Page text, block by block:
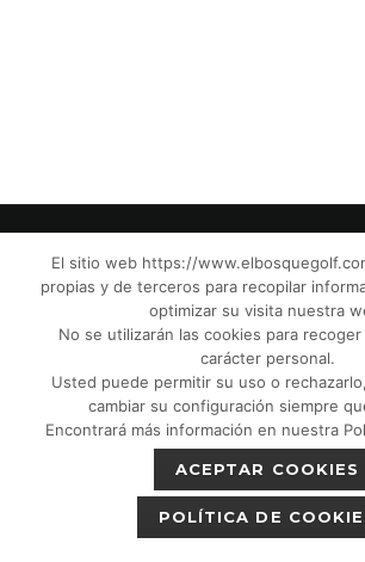
© El Bosque Club de Golf |
Política de Privacidad| Política de
Política de devoluciones|
Protección de
El sitio web https://
propias y de terceros para recopilar
optimizar su visita nuestra
No se utilizarán las cookies para
carácter personal.
Usted puede permitir su uso o
cambiar su configuración siempre
Encontrará más información en nuestra
ACEPTAR COOKIES
POLÍTICA DE